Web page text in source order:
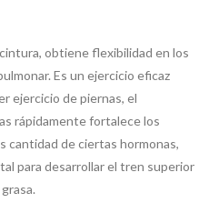
obtiene flexibilidad en los
Es un ejercicio eficaz
ejercicio de piernas, el
rápidamente fortalece los
cantidad de ciertas hormonas,
para desarrollar el tren superior